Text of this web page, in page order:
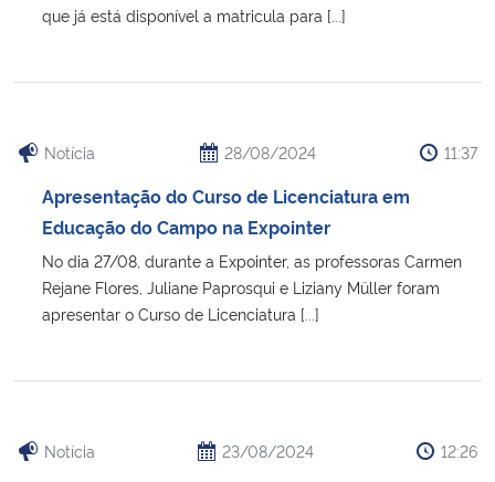
que já está disponível a matricula para [...]
Notícia 28/08/2024 11:37
Apresentação do Curso de Licenciatura em
Educação do Campo na Expointer
No dia 27/08, durante a Expointer, as professoras Carmen
Rejane Flores, Juliane Paprosqui e Liziany Müller foram
apresentar o Curso de Licenciatura [...]
Notícia 23/08/2024 12:26